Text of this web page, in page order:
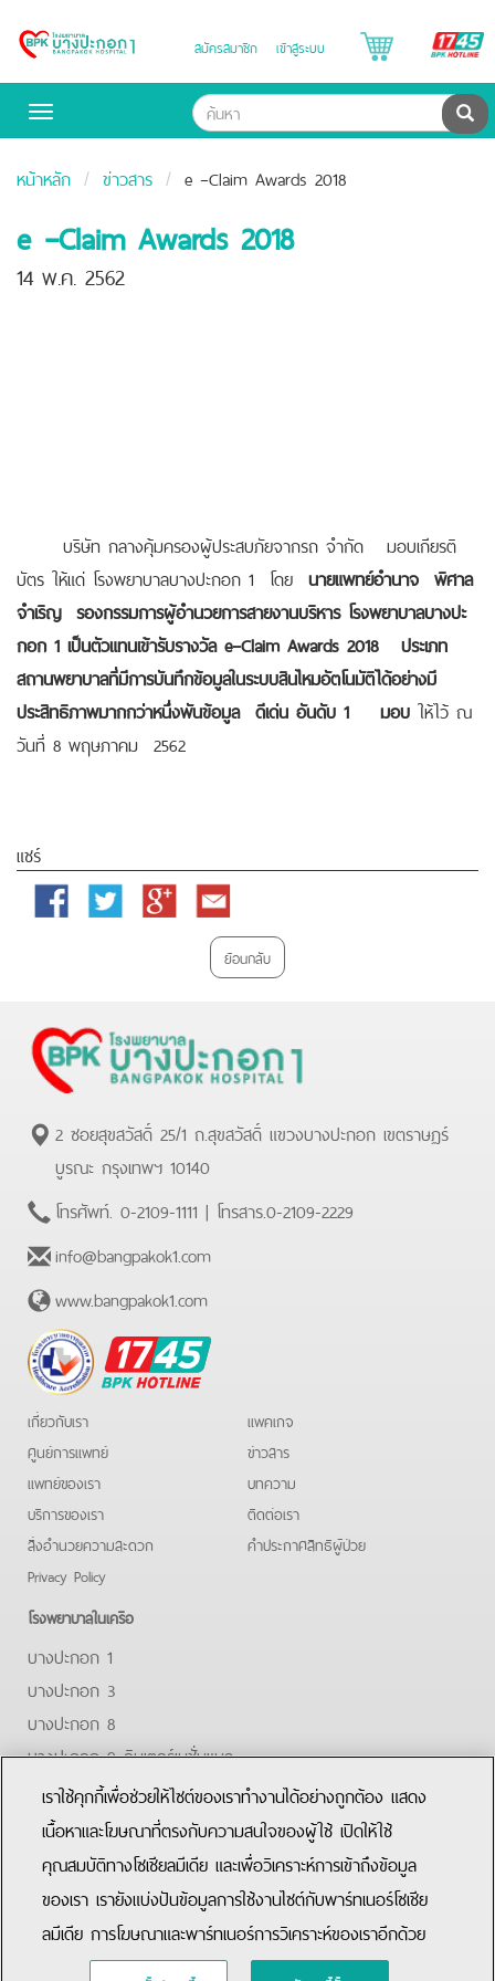
Bangpakok
สมัครสมาชิก เข้าสู่ระบบ
Toggle
ค้น
หน้าหลัก ข่าวสาร e –Claim Awards 2018
e –Claim Awards 2018
14 พ.ค. 2562
บริษัท กลางคุ้มครองผู้ประสบภัยจากรถ จำกัด มอบเกียรติ
บัตร ให้แด่ โรงพยาบาลบางปะกอก 1 โดย นายแพทย์อำนาจ พิศาล
จำเริญ รองกรรมการผู้อำนวยการสายงานบริหาร โรงพยาบาลบางปะ
กอก 1 เป็นตัวแทนเข้ารับรางวัล e–Claim Awards 2018
ประเภท
สถานพยาบาลที่มีการบันทึกข้อมูลในระบบสินไหมอัตโนมัติได้อย่างมี
ประสิทธิภาพมากกว่าหนึ่งพันข้อมูล ดีเด่น อันดับ 1 มอบ ให้ไว้ ณ
วันที่ 8 พฤษภาคม 2562
แชร์
Facebook Twitter
Google
Email
ย้อนกลับ
2 ซอยสุขสวัสดิ์ 25/1 ถ.สุขสวัสดิ์ แขวงบางปะกอก เขตราษฏร์
บูรณะ กรุงเทพฯ 10140
โทรศัพท์. 0-2109-1111 | โทรสาร.0-2109-2229
info@bangpakok1.com
www.bangpakok1.com
BPK
Hotline
เกี่ยวกับเรา
ศูนย์การแพทย์
แพทย์ของเรา
บริการของเรา
สิ่งอำนวยความสะดวก
Privacy Policy
แพคเกจ
ข่าวสาร
บทความ
ติดต่อเรา
คําประกาศสิทธิผู้ป่วย
โรงพยาบาลในเครือ
บางปะกอก 1
บางปะกอก 3
บางปะกอก 8
บางปะกอก 9 อินเตอร์เนชั่นแนล
ปิยะเวท
บางปะกอก-รังสิต 2
FacebookYoutubeLine
เราใช้คุกกี้เพื่อช่วยให้ไซต์ของเราทำงานได้อย่างถูกต้อง แสดง
เนื้อหาและโฆษณาที่ตรงกับความสนใจของผู้ใช้ เปิดให้ใช้
คุณสมบัติทางโซเชียลมีเดีย และเพื่อวิเคราะห์การเข้าถึงข้อมูล
ของเรา เรายังแบ่งปันข้อมูลการใช้งานไซต์กับพาร์ทเนอร์โซเชีย
ลมีเดีย การโฆษณาและพาร์ทเนอร์การวิเคราะห์ของเราอีกด้วย